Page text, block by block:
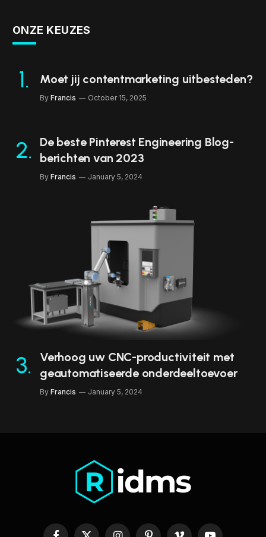
ONZE KEUZES
Moet jij contentmarketing uitbesteden?
By Francis October 15, 2025
De beste Pinterest Engineering Blog-
berichten van 2023
By Francis January 5, 2024
Verhoog uw CNC-productiviteit met
geautomatiseerde onderdeeltoevoer
By Francis January 5, 2024